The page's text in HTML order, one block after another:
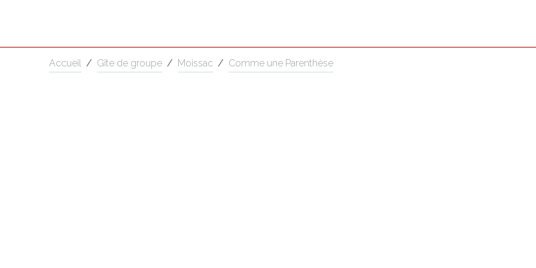
Accueil / Gîte de groupe / Moissac / Comme une Parenthèse